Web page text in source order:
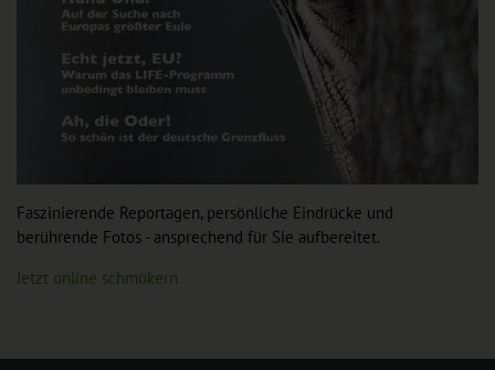
Faszinierende Reportagen, persönliche Eindrücke und
berührende Fotos - ansprechend für Sie aufbereitet.
Jetzt online schmökern